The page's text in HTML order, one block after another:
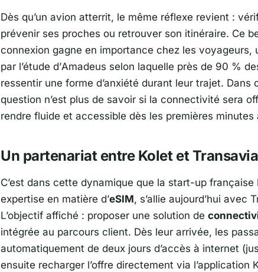
Dès qu’un avion atterrit, le même réflexe revient :
prévenir ses proches ou retrouver son itinéraire. Ce
connexion gagne en importance chez les voyageurs,
par l’étude d’Amadeus selon laquelle près de 90 %
ressentir une forme d’anxiété durant leur trajet.
question n’est plus de savoir si la connectivité sera
rendre fluide et accessible dès les premières minutes
Un partenariat entre Kolet et
C’est dans cette dynamique que la start-up française
expertise en matière d’eSIM, s’allie aujourd’hui avec
L’objectif affiché : proposer une solution de
intégrée au parcours client. Dès leur arrivée, les
automatiquement de deux jours d’accès à internet
ensuite recharger l’offre directement via l’application